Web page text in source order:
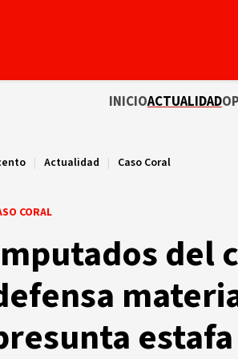
INICIOACTUALIDAD
| Actualidad | Caso Coral
CORAL
del